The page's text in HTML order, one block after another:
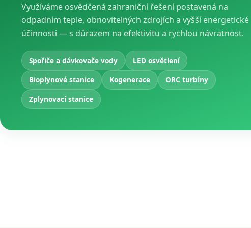
Využíváme osvědčená zahraniční řešení postavená na
odpadním teple, obnovitelných zdrojích a vyšší energetické
účinnosti — s důrazem na efektivitu a rychlou návratnost.
Spořiče a dávkovače vody
LED osvětlení
Bioplynové stanice
Kogenerace
ORC turbíny
Zplynovací stanice